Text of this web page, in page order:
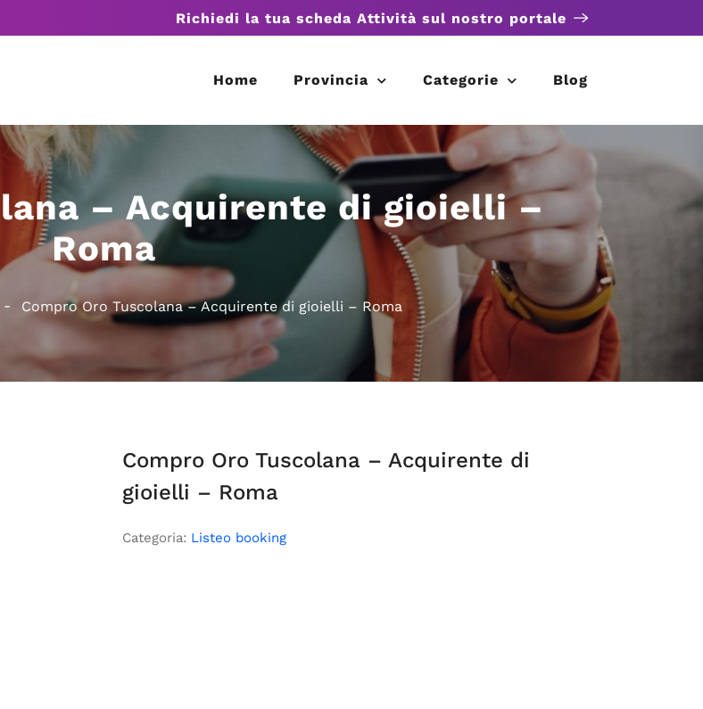
Richiedi la tua scheda Attività sul nostro portale
Home Provincia Categorie Blog
– Acquirente di gioielli –
Roma
Compro Oro Tuscolana – Acquirente di gioielli – Roma
Compro Oro Tuscolana – Acquirente di
gioielli – Roma
Categoria: Listeo booking